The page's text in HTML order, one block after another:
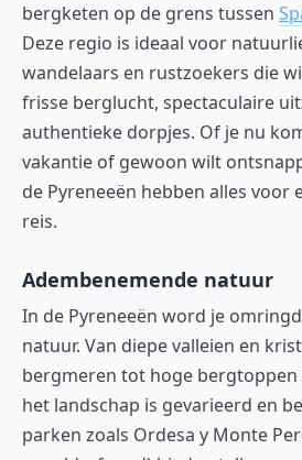
bergketen op de grens tussen
Deze regio is ideaal voor
wandelaars en rustzoekers die
frisse berglucht, spectaculaire
authentieke dorpjes. Of je nu
vakantie of gewoon wilt
de Pyreneeën hebben alles voor
reis.
Adembenemende natuur
In de Pyreneeën word je
natuur. Van diepe valleien en
bergmeren tot hoge bergtoppen
het landschap is gevarieerd en
parken zoals Ordesa y Monte